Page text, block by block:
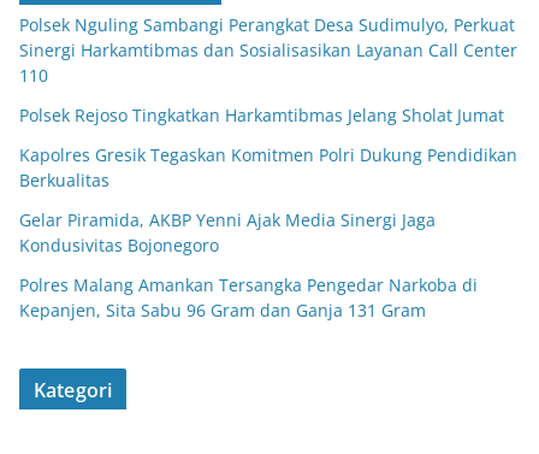
Polsek Nguling Sambangi Perangkat Desa Sudimulyo, Perkuat
Sinergi Harkamtibmas dan Sosialisasikan Layanan Call Center
110
Polsek Rejoso Tingkatkan Harkamtibmas Jelang Sholat Jumat
Kapolres Gresik Tegaskan Komitmen Polri Dukung Pendidikan
Berkualitas
Gelar Piramida, AKBP Yenni Ajak Media Sinergi Jaga
Kondusivitas Bojonegoro
Polres Malang Amankan Tersangka Pengedar Narkoba di
Kepanjen, Sita Sabu 96 Gram dan Ganja 131 Gram
Kategori